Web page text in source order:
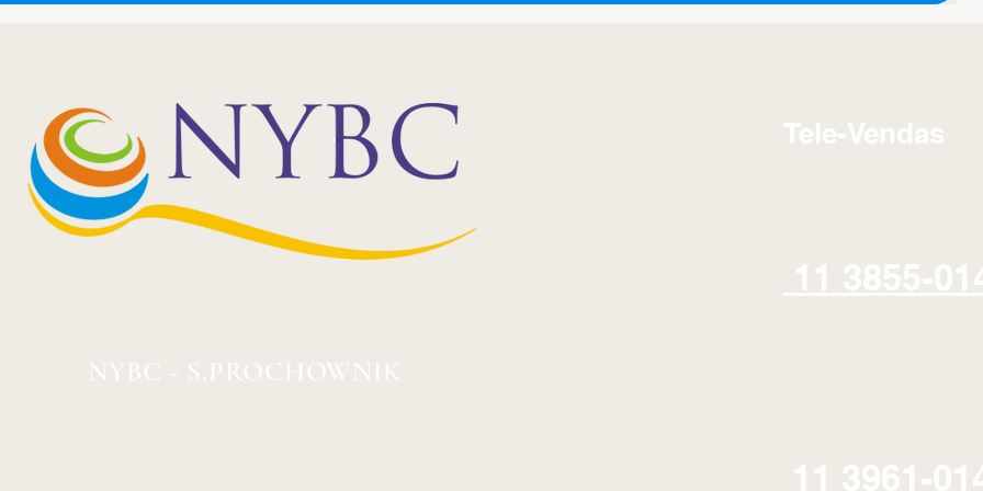
Tele-Vendas
11 3855-
NYBC - S.PROCHOWNIK
11 3961-